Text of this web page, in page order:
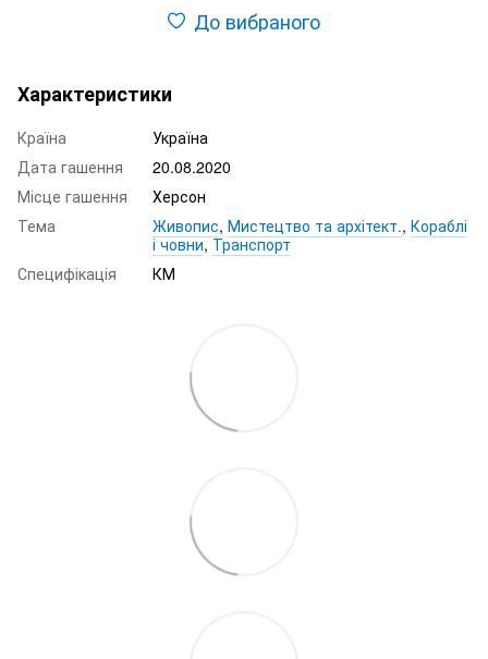
До вибраного
Характеристики
Країна
Україна
Дата гашення
20.08.2020
Місце гашення
Херсон
Тема
Живопис, Мистецтво та архітект., Кораблі
і човни,Транспорт
Специфікація
КМ